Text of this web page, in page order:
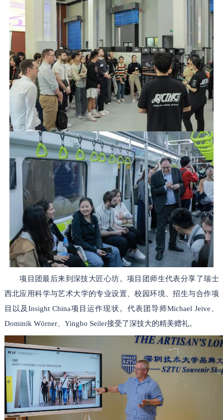
项目团最后来到深技大匠心坊。项目团师生代表分享了瑞士
西北应用科学与艺术大学的专业设置、校园环境、招生与合作项
目以及Insight China项目运作现状。代表团导师Michael Jeive、
Dominik Wörner、Yingbo Seiler接受了深技大的精美赠礼。